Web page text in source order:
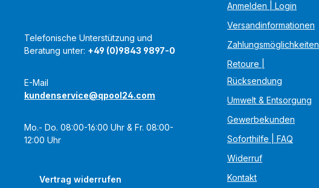
Telefonische Unterstützung und
Beratung unter: +49 (0)9843 9897-0
E-Mail
kundenservice@qpool24.com
Mo.- Do. 08:00-16:00 Uhr & Fr. 08:00-
12:00 Uhr
Vertrag widerrufen
Anmelden | Login
Versandinformationen
Zahlungsmöglichkeiten
Retoure |
Rücksendung
Umwelt & Entsorgung
Gewerbekunden
Soforthilfe | FAQ
Widerruf
Kontakt